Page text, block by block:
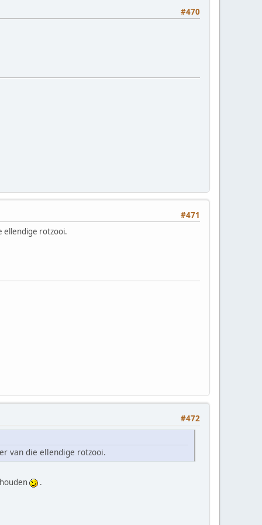
#470
#471
ellendige rotzooi.
#472
van die ellendige rotzooi.
.